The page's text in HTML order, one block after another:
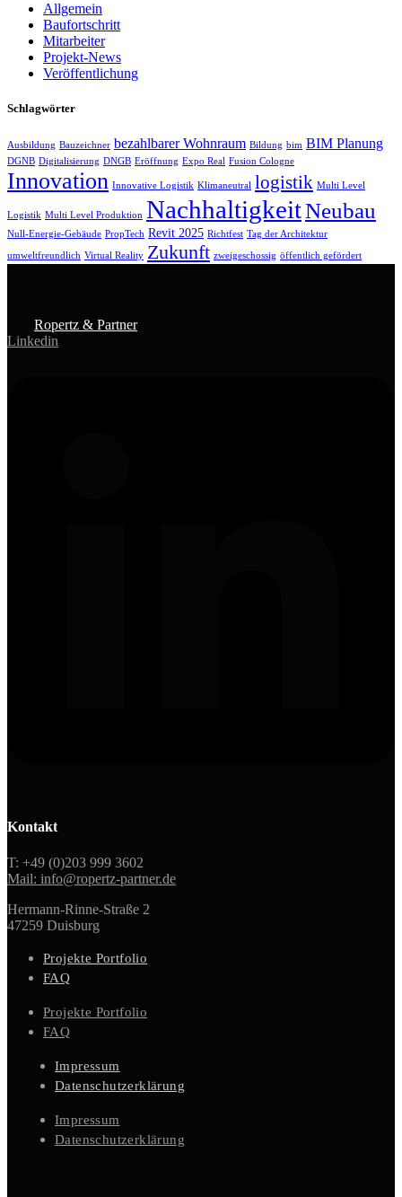
Allgemein
Baufortschritt
Mitarbeiter
Projekt-News
Veröffentlichung
Schlagwörter
Ausbildung Bauzeichner bezahlbarer Wohnraum Bildung bim BIM Planung
DGNB Digitalisierung DNGB Eröffnung Expo Real Fusion Cologne
Innovation Innovative Logistik Klimaneutral logistik Multi Level
Logistik Multi Level Produktion NachhaltigkeitNeubau
Null-Energie-Gebäude PropTech Revit 2025 Richtfest Tag der Architektur
umweltfreundlich Virtual Reality Zukunft zweigeschossig öffentlich gefördert
Ropertz & Partner
Linkedin
Kontakt
T: +49 (0)203 999 3602
Mail: info@ropertz-partner.de
Hermann-Rinne-Straße 2
47259 Duisburg
Projekte Portfolio
FAQ
Projekte Portfolio
FAQ
Impressum
Datenschutzerklärung
Impressum
Datenschutzerklärung